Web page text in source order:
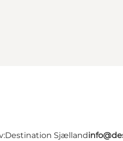
Destination Sjælland